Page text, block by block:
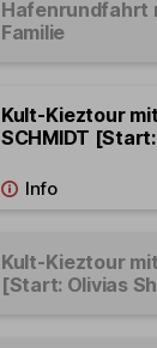
Hafenrundfahrt
Familie
Kult-Kieztour
SCHMIDT
Kult-Kieztour
[Start: Olivias